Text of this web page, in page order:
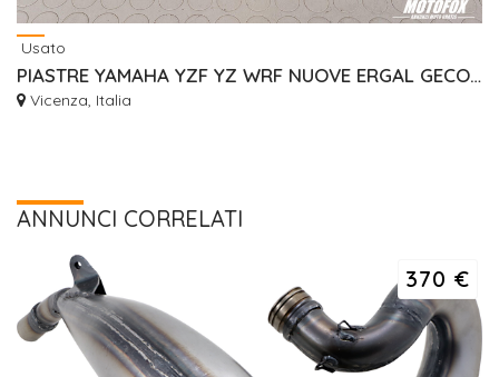
Usato
PIASTRE YAMAHA YZF YZ WRF NUOVE ERGAL GECO RISER
Vicenza, Italia
ANNUNCI CORRELATI
370 €